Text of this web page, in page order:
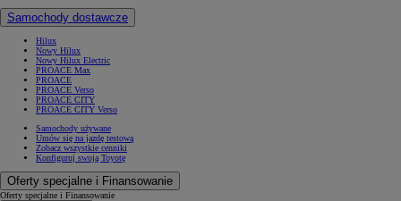
Samochody dostawcze
Hilux
Nowy Hilux
Nowy Hilux Electric
PROACE Max
PROACE
PROACE Verso
PROACE CITY
PROACE CITY Verso
Samochody używane
Umów się na jazdę testową
Zobacz wszystkie cenniki
Konfiguruj swoją Toyotę
Oferty specjalne i Finansowanie
Oferty specjalne i Finansowanie